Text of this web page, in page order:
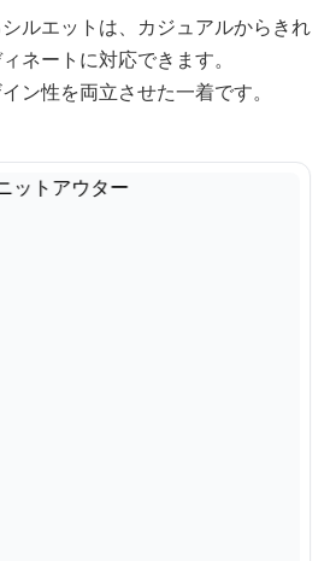
ルエットは、カジュアルからきれ
ネートに対応できます。
ン性を両立させた一着です。